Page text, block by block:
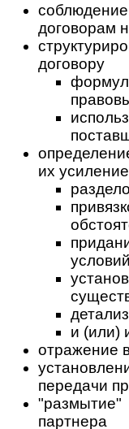
договорам
договору
их
и (или)
отражение
передачи
партнера